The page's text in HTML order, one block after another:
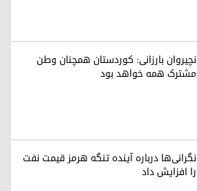
نچیروان بارزانی: کوردستان همچنان وطن
مشترک همه خواهد بود
نگرانی‌ها درباره آینده تنگه هرمز قیمت نفت
را افزایش داد